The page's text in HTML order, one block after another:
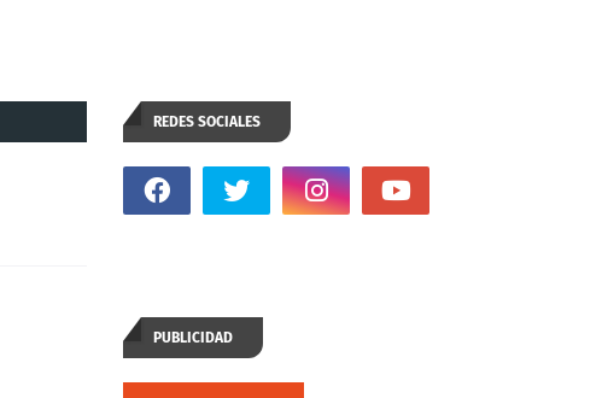
REDES SOCIALES
PUBLICIDAD